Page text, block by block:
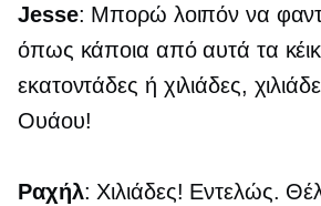
Jesse: Μπορώ λοιπόν να
όπως κάποια από αυτά τα κέικ
εκατοντάδες ή χιλιάδες,
Ουάου!
Ραχήλ: Χιλιάδες! Εντελώς.